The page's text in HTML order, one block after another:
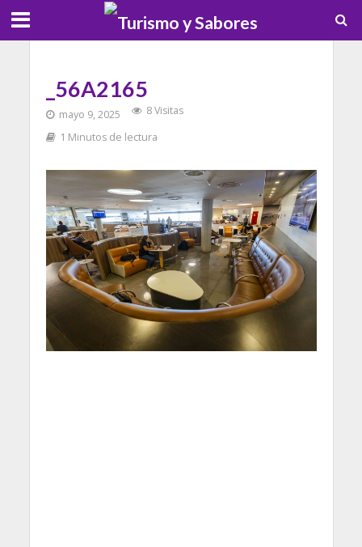
_56A2165
mayo 9, 2025
8 Visitas
1 Minutos de lectura